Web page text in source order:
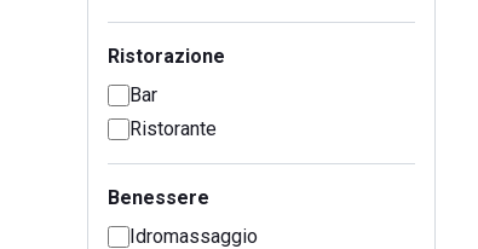
Ristorazione
Bar
Ristorante
Benessere
Idromassaggio